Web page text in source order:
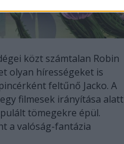
közt számtalan Robin
olyan hírességeket is
feltűnő Jacko. A
filmesek irányítása alatt
tömegekre épül.
a valóság-fantázia